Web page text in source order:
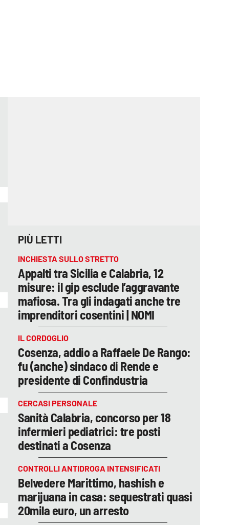
PIÙ LETTI
INCHIESTA SULLO STRETTO
Appalti tra Sicilia e Calabria, 12
misure: il gip esclude l’aggravante
mafiosa. Tra gli indagati anche tre
imprenditori cosentini | NOMI
IL CORDOGLIO
Cosenza, addio a Raffaele De Rango:
fu (anche) sindaco di Rende e
presidente di Confindustria
CERCASI PERSONALE
Sanità Calabria, concorso per 18
infermieri pediatrici: tre posti
destinati a Cosenza
CONTROLLI ANTIDROGA INTENSIFICATI
Belvedere Marittimo, hashish e
marijuana in casa: sequestrati quasi
20mila euro, un arresto